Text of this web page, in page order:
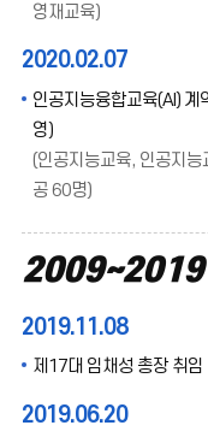
영재교육)
2020.02.07
인공지능융합교육(AI)
영)
(인공지능교육, 인공지
공 60명)
2009~2019
2019.11.08
제17대 임채성 총장 취임
2019.06.20